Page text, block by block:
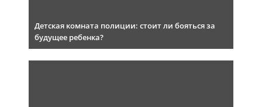
Детская комната полиции: стоит ли бояться за
будущее ребенка?